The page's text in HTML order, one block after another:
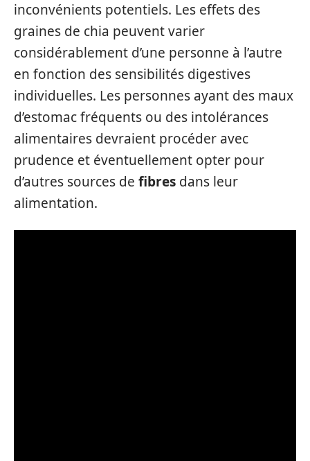
inconvénients potentiels. Les effets des
graines de chia peuvent varier
considérablement d’une personne à l’autre
en fonction des sensibilités digestives
individuelles. Les personnes ayant des maux
d’estomac fréquents ou des intolérances
alimentaires devraient procéder avec
prudence et éventuellement opter pour
d’autres sources de fibres dans leur
alimentation.